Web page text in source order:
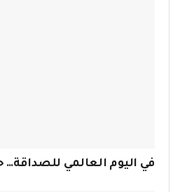
في اليوم العالمي للصداقة…